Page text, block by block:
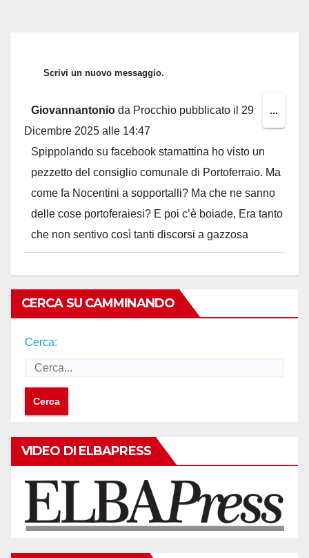
Giovannantonio da Procchio pubblicato il 29
Dicembre 2025 alle 14:47
Spippolando su facebook stamattina ho visto un
pezzetto del consiglio comunale di Portoferraio. Ma
come fa Nocentini a sopportalli? Ma che ne sanno
delle cose portoferaiesi? E poi c’è boiade, Era tanto
che non sentivo così tanti discorsi a gazzosa
...
this
CERCA SU CAMMINANDO
Cerca:
VIDEO DI ELBAPRESS